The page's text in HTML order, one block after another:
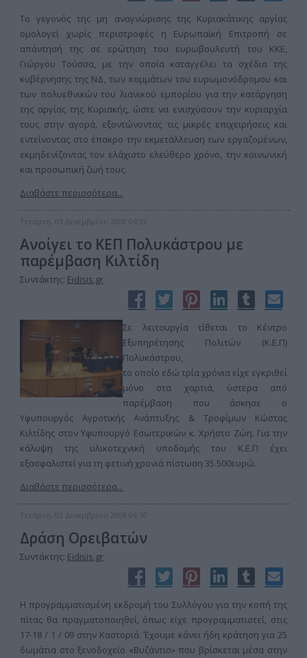
Το γεγονός της μη αναγνώρισης της Κυριακάτικης αργίας
ομολογεί χωρίς περιστροφές η Ευρωπαίκή Επιτροπή σε
απάντησή της σε ερώτηση του ευρωβουλευτή του ΚΚΕ,
Γιώργου Τούσσα, με την οποία καταγγέλει τα σχέδια της
κυβέρνησης της ΝΔ, των κομμάτων του ευρωμονόδρομου και
των πολυεθνικών του λιανικού εμπορίου για την κατάργηση
της αργίας της Κυριακής, ώστε να ενισχύσουν την κυριαρχία
τους στην αγορά, εξοντώνοντας τις μικρές επιχειρήσεις και
εντείνοντας στο έπακρο την εκμετάλλευση των εργαζομένων,
εκμηδενίζοντας τον ελάχιστο ελεύθερο χρόνο, την κοινωνική
και προσωπική ζωή τους.
Διαβάστε περισσότερα...
Τετάρτη, 03 Δεκεμβρίου 2008 04:32
Ανοίγει το ΚΕΠ Πολυκάστρου με
παρέμβαση Κιλτίδη
Συντάκτης: Eidisis.gr
Σε λειτουργία τίθεται το Κέντρο
Εξυπηρέτησης Πολιτών (Κ.Ε.Π)
Πολυκάστρου,
το οποίο εδώ τρία χρόνια είχε εγκριθεί
μόνο στα χαρτιά, ύστερα από
παρέμβαση που άσκησε ο
Υφυπουργός Αγροτικής Ανάπτυξης & Τροφίμων Κώστας
Κιλτίδης στον Υφυπουργό Εσωτερικών κ. Χρήστο Ζώη. Για την
κάλυψη της υλικοτεχνική υποδομής του Κ.Ε.Π έχει
εξασφαλιστεί για τη φετινή χρονιά πίστωση 35.500ευρώ.
Διαβάστε περισσότερα...
Τετάρτη, 03 Δεκεμβρίου 2008 04:30
Δράση Ορειβατών
Συντάκτης: Eidisis.gr
H προγραμματισμένη εκδρομή του Συλλόγου για την κοπή της
πίτας θα πραγματοποιηθεί, όπως είχε προγραμματιστεί, στις
17-18 / 1 / 09 στην Καστοριά. Έχουμε κάνει ήδη κράτηση για 25
δωμάτια στο ξενοδοχείο «Βυζάντιο» που βρίσκεται μέσα στην